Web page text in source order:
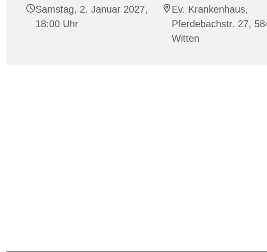
Samstag, 2. Januar 2027,
18:00 Uhr
Ev. Krankenhaus,
Pferdebachstr. 27,
Witten